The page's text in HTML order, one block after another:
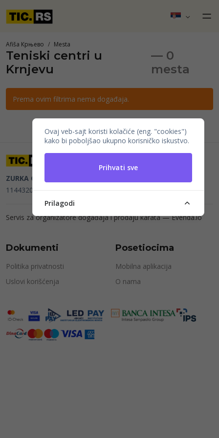
Afiša Крњево Mesta
Teniski centri u
Krnјevu
— 0
mesta
Prema ovim filtrima nema događaja.
ZURKA CE BITI DOO
114432064, MB 22023195,mail@tic.rs, +381 63 173 3142
Servis za organizatore događaja i prodaju karata —Evenda.io
Dokumenti
Politika privatnosti
Uslovi korišćenja
Posetiocima
Mobilna aplikacija
O nama
Ovaj veb-sajt koristi kolačiće (eng. "cookies")
kako bi poboljšao ukupno korisničko iskustvo.
Prihvati sve
Prilagodi